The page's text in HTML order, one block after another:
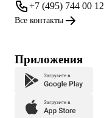
+7 (495) 744 00 12
Все контакты
Приложения